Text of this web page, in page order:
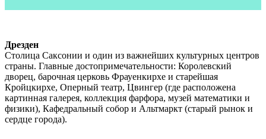
Дрезден
Столица Саксонии и один из важнейших культурных центров
страны. Главные достопримечательности: Королевский
дворец, барочная церковь Фрауенкирхе и старейшая
Кройцкирхе, Оперный театр, Цвингер (где расположена
картинная галерея, коллекция фарфора, музей математики и
физики), Кафедральный собор и Альтмаркт (старый рынок и
сердце города).